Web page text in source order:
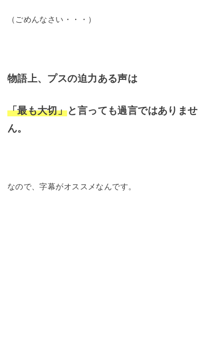
（ごめんなさい・・・）
物語上、プスの迫力ある声は
「最も大切」と言っても過言ではありませ
ん。
なので、字幕がオススメなんです。